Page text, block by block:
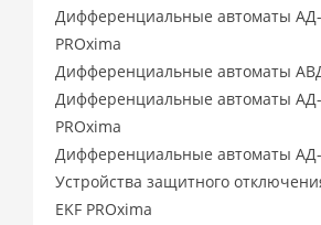
Дифференциальные автоматы АД-
PROxima
Дифференциальные автоматы
Дифференциальные автоматы АД-
PROxima
Дифференциальные автоматы АД-
Устройства защитного
EKF PROxima